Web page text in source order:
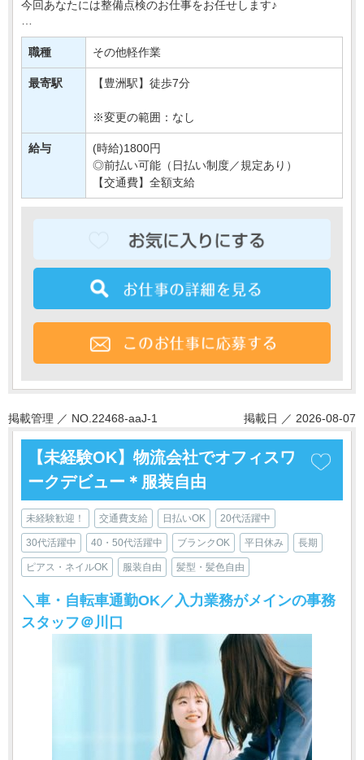
今回あなたには整備点検のお仕事をお任せします♪
具体的には…
冷暖房や電気のON・OFFの確認や
正常な温度設定になっているかの確認など＊
職種 その他軽作業
最寄駅 【豊洲駅】徒歩7分
※変更の範囲：なし
給与
(時給)1800円
◎前払い可能（日払い制度／規定あり）
【交通費】全額支給
掲載管理 ／ NO.22468-aaJ-1 掲載日 ／ 2026-08-07
【未経験OK】物流会社でオフィスワ
ークデビュー＊服装自由
未経験歓迎！ 交通費支給 日払いOK 20代活躍中
30代活躍中 40・50代活躍中 ブランクOK 平日休み 長期
ピアス・ネイルOK 服装自由 髪型・髪色自由
＼車・自転車通勤OK／入力業務がメインの事務
スタッフ＠川口